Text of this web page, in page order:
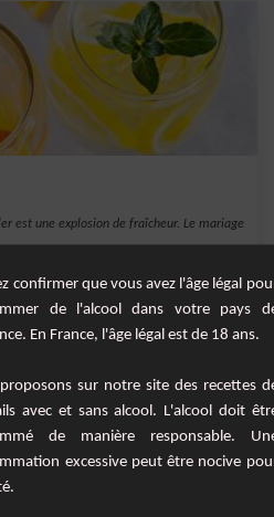
est une explosion de fraîcheur. Le mariage
agrumes
confirmer que vous avez l'âge légal
de l'alcool dans votre pays
En France, l'âge légal est de 18 ans.
sur notre site des recettes
avec et sans alcool. L'alcool doit
de manière responsable.
excessive peut être nocive